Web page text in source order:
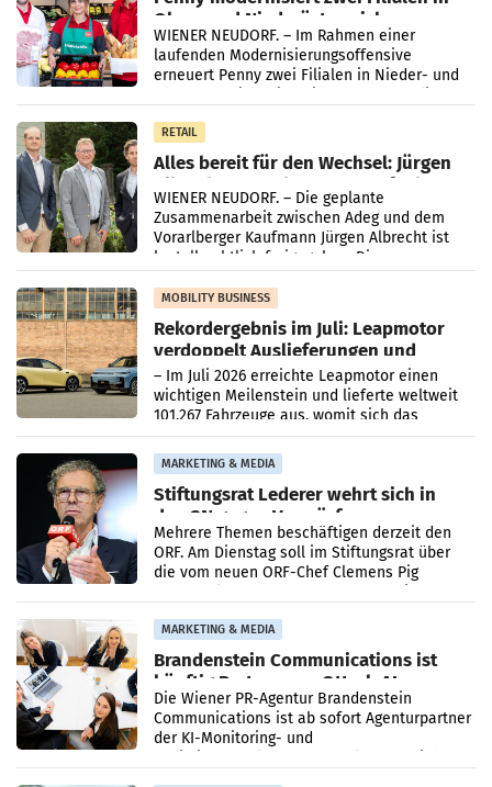
Ober- und Niederösterreich
WIENER NEUDORF. – Im Rahmen einer
laufenden Modernisierungsoffensive
erneuert Penny zwei Filialen in Nieder- und
RETAIL
Alles bereit für den Wechsel: Jürgen
Albrecht setzt ab 1.1.2027 auf Adeg
WIENER NEUDORF. – Die geplante
Zusammenarbeit zwischen Adeg und dem
Vorarlberger Kaufmann Jürgen Albrecht ist
kartellrechtlich freigegeben: Die
Bundeswettbewerbsbehörde und der
Bundeskartellanwalt
MOBILITY BUSINESS
Rekordergebnis im Juli: Leapmotor
verdoppelt Auslieferungen und
überschreitet die 100.000er-Marke
– Im Juli 2026 erreichte Leapmotor einen
wichtigen Meilenstein und lieferte weltweit
101.267 Fahrzeuge aus, womit sich das
Ergebnis gegenüber Juli 2025 mehr als
verdoppelte (+102
MARKETING & MEDIA
Stiftungsrat Lederer wehrt sich in
den SN gegen Vorwürfe
Mehrere Themen beschäftigen derzeit den
ORF. Am Dienstag soll im Stiftungsrat über
die vom neuen ORF-Chef Clemens Pig
MARKETING & MEDIA
Brandenstein Communications ist
künftig Partner von OtterlyAI
Die Wiener PR-Agentur Brandenstein
Communications ist ab sofort Agenturpartner
der KI-Monitoring- und